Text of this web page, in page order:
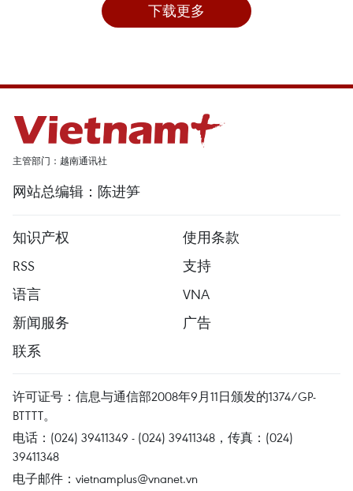
下载更多
主管部门：越南通讯社
网站总编辑：陈进笋
知识产权
使用条款
RSS
支持
语言
VNA
新闻服务
广告
联系
许可证号：信息与通信部2008年9月11日颁发的1374/GP-
BTTTT。
电话：(024) 39411349 - (024) 39411348，传真：(024)
39411348
电子邮件： vietnamplus@vnanet.vn